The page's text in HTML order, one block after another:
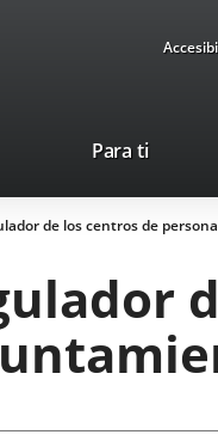
Para ti
de los centros de